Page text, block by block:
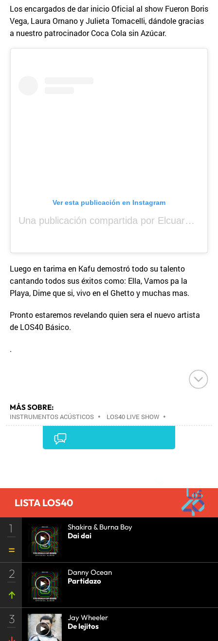
Los encargados de dar inicio Oficial al show Fueron Boris
Vega, Laura Ornano y Julieta Tomacelli, dándole gracias
a nuestro patrocinador Coca Cola sin Azúcar.
Ver esta publicación en Instagram
Una publicación compartida por Elcuara (@elcuara.25)
Luego en tarima en Kafu demostró todo su talento
cantando todos sus éxitos como: Ella, Vamos pa la
Playa, Dime que si, vivo en el Ghetto y muchas mas.
Pronto estaremos revelando quien sera el nuevo artista
de LOS40 Básico.
.
MÁS SOBRE:
INSTRUMENTOS ACÚSTICOS • LOS40 LIVE SHOW •
CONCIERTOS•LOS40•EVENTOS MUSICALES•
•AGENDA CULTURAL
•PRISA MEDIA•MÚSICA•GRUPO
COMUNICACIÓN•COMUNICACIÓN•
LISTA LOS40
1
Shakira & Burna Boy
Dai dai
2
Danny Ocean
Partidazo
3
Jay Wheeler
De lejitos